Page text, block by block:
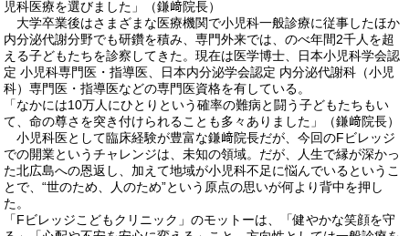
児科医療を選びました」（鎌﨑院長）
大学卒業後はさまざまな医療機関で小児科一般診療に従事したほか
内分泌代謝分野でも研鑽を積み、専門外来では、のべ年間2千人を超
える子どもたちを診察してきた。現在は医学博士、日本小児科学会認
定 小児科専門医・指導医、日本内分泌学会認定 内分泌代謝科（小児
科）専門医・指導医などの専門医資格を有している。
「なかには10万人にひとりという確率の難病と闘う子どもたちもい
て、命の尊さを突き付けられることも多々ありました」（鎌﨑院長）
小児科医として臨床経験が豊富な鎌﨑院長だが、今回のFビレッジ
での開業というチャレンジは、未知の領域。だが、人生で縁が深かっ
た北広島への恩返し、加えて地域が小児科不足に悩んでいるというこ
とで、“世のため、人のため”という原点の思いが何より背中を押し
た。
「Fビレッジこどもクリニック」のモットーは、「健やかな笑顔を守